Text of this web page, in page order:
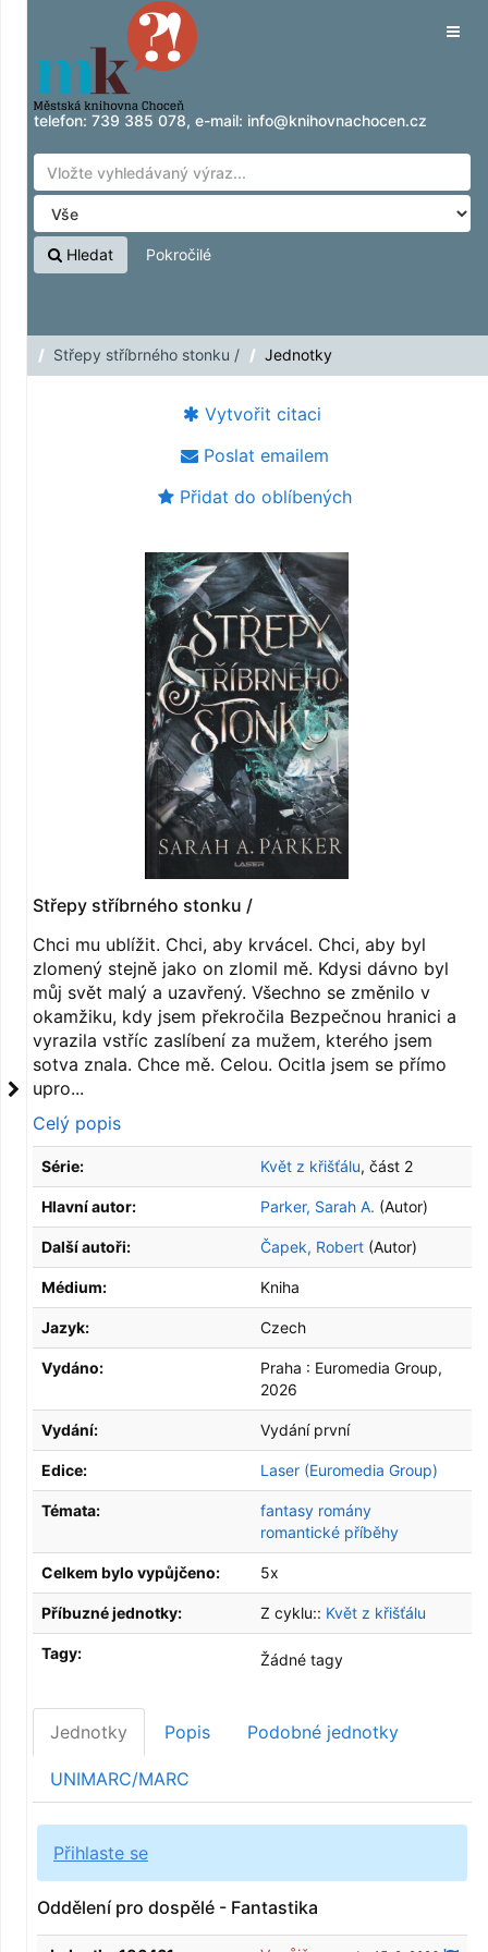
Přeskočit na obsah
telefon: 739 385 078, e-mail: info@knihovnachocen.cz
Hledat Pokročilé
Střepy stříbrného stonku / Jednotky
Vytvořit citaci
Poslat emailem
Přidat do oblíbených
Střepy stříbrného stonku /
Chci mu ublížit. Chci, aby krvácel. Chci, aby byl
zlomený stejně jako on zlomil mě. Kdysi dávno byl
můj svět malý a uzavřený. Všechno se změnilo v
okamžiku, kdy jsem překročila Bezpečnou hranici a
vyrazila vstříc zaslíbení za mužem, kterého jsem
sotva znala. Chce mě. Celou. Ocitla jsem se přímo
upro...
Celý popis
Série: Květ z křišťálu, část 2
Hlavní autor: Parker, Sarah A. (Autor)
Další autoři: Čapek, Robert (Autor)
Médium: Kniha
Jazyk: Czech
Vydáno: Praha : Euromedia Group,
2026
Vydání: Vydání první
Edice: Laser (Euromedia Group)
Témata:
fantasy romány
romantické příběhy
Celkem bylo vypůjčeno: 5x
Příbuzné jednotky: Z cyklu:: Květ z křišťálu
Tagy: Žádné tagy
Jednotky Popis Podobné jednotky
UNIMARC/MARC
Přihlaste se
Oddělení pro dospělé - Fantastika